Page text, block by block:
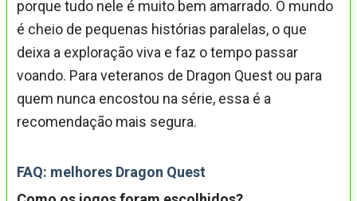
porque tudo nele é muito bem amarrado. O mundo
é cheio de pequenas histórias paralelas, o que
deixa a exploração viva e faz o tempo passar
voando. Para veteranos de Dragon Quest ou para
quem nunca encostou na série, essa é a
recomendação mais segura.
FAQ: melhores Dragon Quest